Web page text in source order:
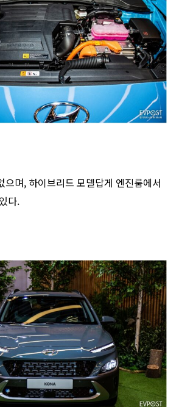
으며, 하이브리드 모델답게 엔진룸에서
다.